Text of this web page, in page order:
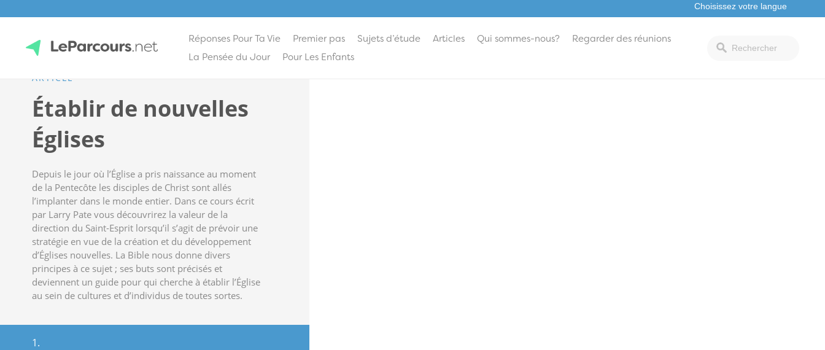
Réponses Pour Ta Vie Premier pas Sujets d’étude Articles Qui sommes-nous?
Regarder des réunions
La Pensée du Jour
Pour Les Enfants
ARTICLE
Établir de nouvelles
Églises
Depuis le jour où l’Église a pris naissance au moment
de la Pentecôte les disciples de Christ sont allés
l’implanter dans le monde entier. Dans ce cours écrit
par Larry Pate vous découvrirez la valeur de la
direction du Saint-Esprit lorsqu’il s’agit de prévoir une
stratégie en vue de la création et du développement
d’Églises nouvelles. La Bible nous donne divers
principes à ce sujet ; ses buts sont précisés et
deviennent un guide pour qui cherche à établir l’Église
au sein de cultures et d’individus de toutes sortes.
1.